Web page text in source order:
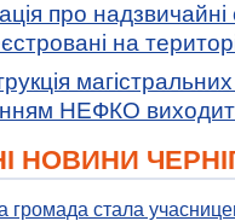
про надзвичайні
на
НЕФКО
НОВИНИ
громада стала